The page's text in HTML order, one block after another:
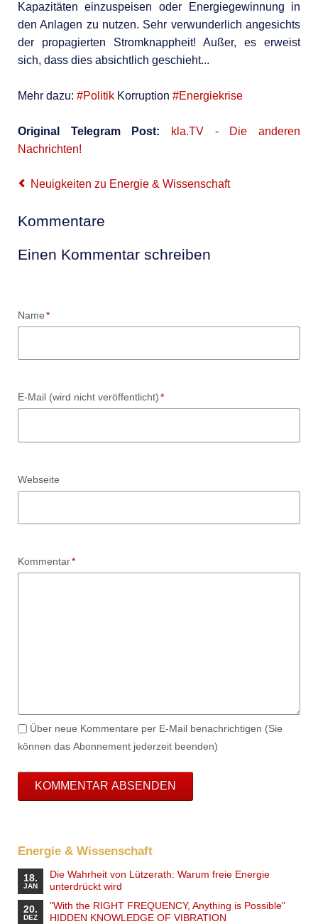
Kapazitäten einzuspeisen oder Energiegewinnung in
den Anlagen zu nutzen. Sehr verwunderlich angesichts
der propagierten Stromknappheit! Außer, es erweist
sich, dass dies absichtlich geschieht...
Mehr dazu: #PolitikKorruption #Energiekrise
Original Telegram Post:
kla.TV - Die anderen
Nachrichten!
Neuigkeiten zu Energie & Wissenschaft
Kommentare
Einen Kommentar schreiben
Pflichtfeld
Name*
Pflichtfeld
E-Mail (wird nicht veröffentlicht)*
Webseite
Pflichtfeld
Kommentar*
Über neue Kommentare per E-Mail benachrichtigen (Sie
können das Abonnement jederzeit beenden)
KOMMENTAR ABSENDEN
Energie & Wissenschaft
18.
JAN
Die Wahrheit von Lützerath: Warum freie Energie
unterdrückt wird
20.
DEZ
"With the RIGHT FREQUENCY, Anything is Possible"
HIDDEN KNOWLEDGE OF VIBRATION